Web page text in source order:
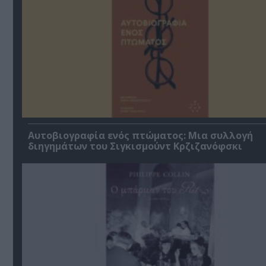
Αυτοβιογραφία ενός πτώματος: Μια συλλογή
διηγημάτων του Σιγκισμούντ Κρζιζανόφσκι